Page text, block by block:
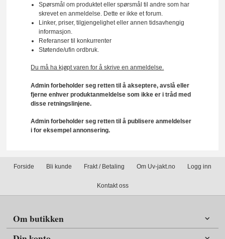
Spørsmål om produktet eller spørsmål til andre som har
skrevet en anmeldelse. Dette er ikke et forum.
Linker, priser, tilgjengelighet eller annen tidsavhengig
informasjon.
Referanser til konkurrenter
Støtende/ufin ordbruk.
Du må ha kjøpt varen for å skrive en anmeldelse.
Admin forbeholder seg retten til å akseptere, avslå eller
fjerne enhver produktanmeldelse som ikke er i tråd med
disse retningslinjene.
Admin forbeholder seg retten til å publisere anmeldelser
i for eksempel annonsering.
Forside Bli kunde Frakt / Betaling Om Uv-jakt.no Logg inn
Kontakt oss
Om butikken